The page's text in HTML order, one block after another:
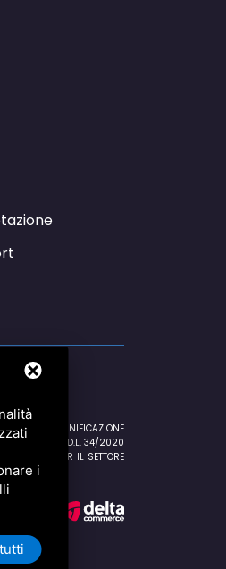
IMPOSTA SANIFICAZIONE
ART.125 D.L. 34/2020
2a RATA PER IL SETTORE
i